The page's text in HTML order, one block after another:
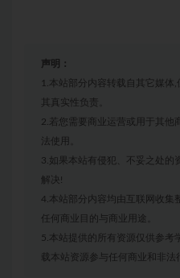
声明：
1.本站部分内容转载自其它媒体
其真实性负责。
2.若您需要商业运营或用于其他
法使用。
3.如果本站有侵犯、不妥之处的
解决!
4.本站部分内容均由互联网收集
任何商业目的与商业用途。
5.本站提供的所有资源仅供参考
载本站资源参与任何商业和非